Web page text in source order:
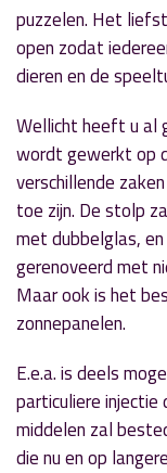
puzzelen. Het
open zodat
dieren en de
Wellicht heeft u al
wordt gewerkt op
verschillende
toe zijn. De stolp
met dubbelglas,
gerenoveerd met
Maar ook is het
zonnepanelen.
E.e.a. is deels
particuliere injectie
middelen zal
die nu en op